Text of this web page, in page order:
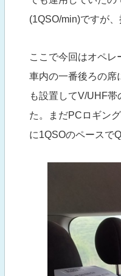
(1QSO/min)ですが
ここで今回はオペ
車内の一番後ろの席
も設置してV/UHF
た。まだPCロギン
に1QSOのペースで